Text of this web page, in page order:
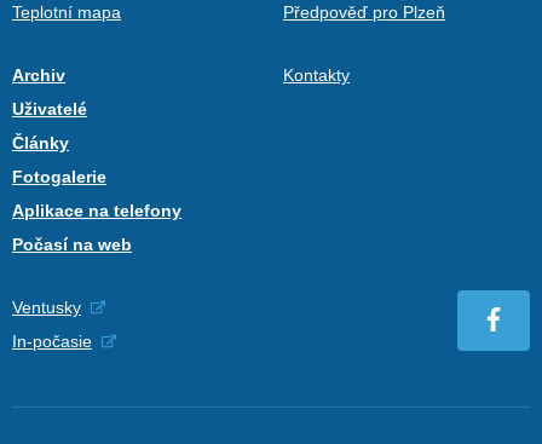
Teplotní mapa
Předpověď pro Plzeň
Archiv
Uživatelé
Články
Fotogalerie
Aplikace na telefony
Počasí na web
Kontakty
Ventusky
In-počasie